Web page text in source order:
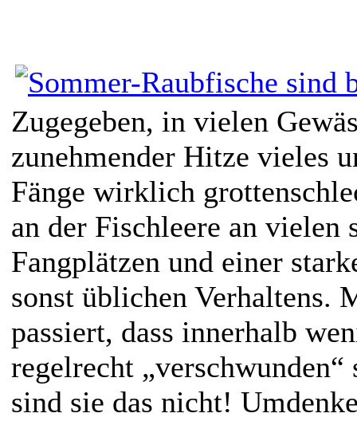
Zugegeben, in vielen
zunehmender Hitze vieles
Fänge wirklich
an der Fischleere an vielen
Fangplätzen und einer
sonst üblichen Verhaltens.
passiert, dass innerhalb
regelrecht
sind sie das nicht!